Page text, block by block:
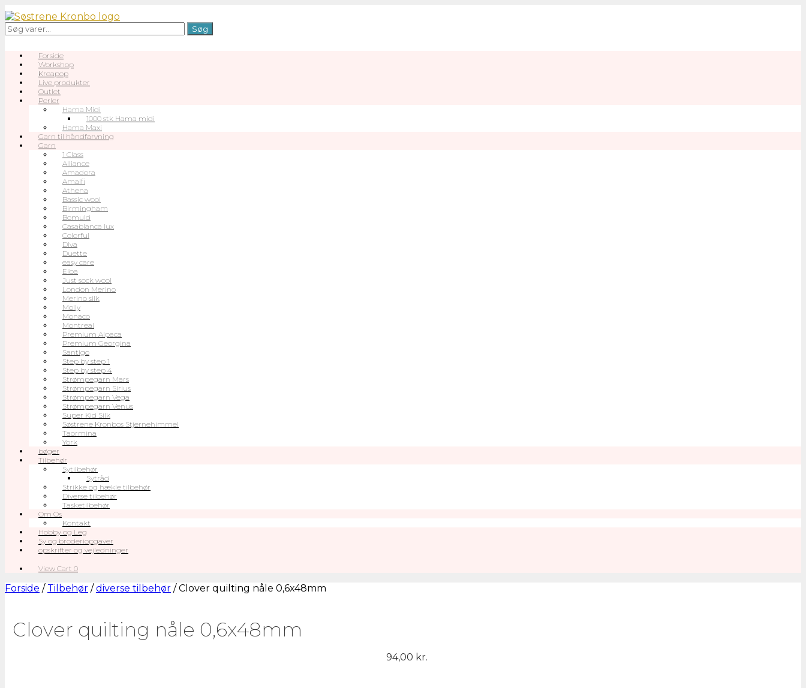
Gå
til
indhold
Søg
efter:
Søg
Forside
Workshop
Kreapop
Live produkter
Outlet
Perler
Hama Midi
1000 stk Hama midi
Hama Maxi
Garn til håndfarvning
Garn
1 Class
Alliance
Amadora
Amalfi
Athena
Bassic wool
Birmingham
Bomuld
Casablanca lux
Colorful
Diva
Duette
easy care
Elba
Just sock wool
London Merino
Merino silk
Molly
Monaco
Montreal
Premium Alpaca
Premium Georgina
Santigo
Step by step 1
Step by step 4
Strømpegarn Mars
Strømpegarn Sirius
Strømpegarn Vega
Strømpegarn Venus
Super Kid Silk
Søstrene Kronbos Stjernehimmel
Taormina
York
bøger
Tilbehør
Sytilbehør
Sytråd
Strikke og hækle tilbehør
Diverse tilbehør
Tasketilbehør
Om Os
Kontakt
Hobby og Leg
Sy og broderiopgaver
opskrifter og vejledninger
View
cart
View Cart 0
Forside / Tilbehør /diverse tilbehør / Clover quilting nåle 0,6x48mm
Clover quilting nåle 0,6x48mm
94,00 kr.